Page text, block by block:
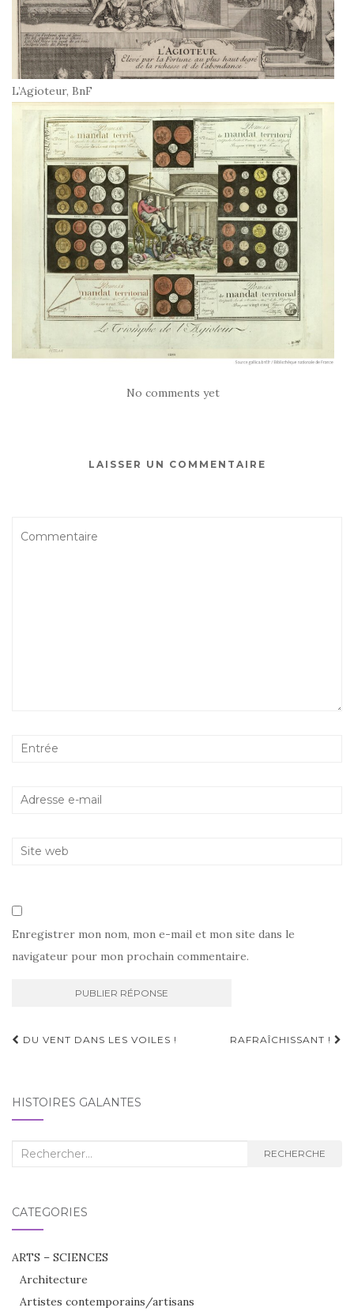
L’Agioteur, BnF
No comments yet
LAISSER UN COMMENTAIRE
Enregistrer mon nom, mon e-mail et mon site dans le
navigateur pour mon prochain commentaire.
Navigation
DU VENT DANS LES VOILES ! RAFRAÎCHISSANT !
HISTOIRES GALANTES
Recherche
RECHERCHE
CATÉGORIES
ARTS – SCIENCES
Architecture
Artistes contemporains/artisans